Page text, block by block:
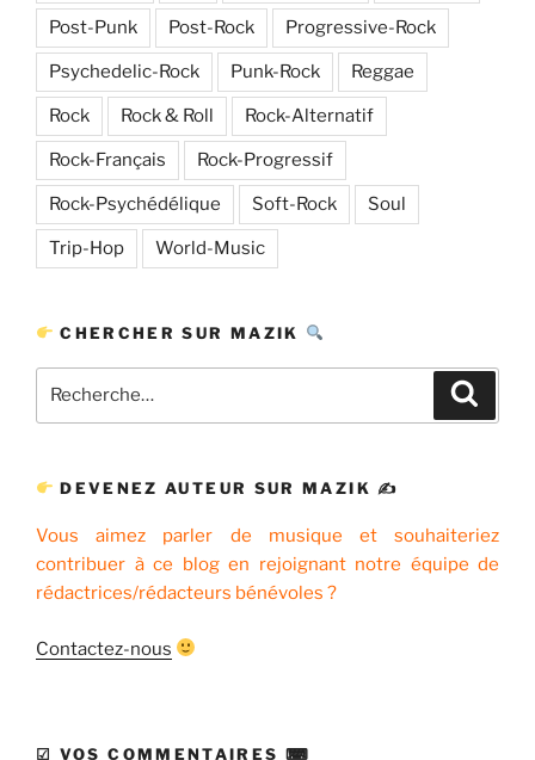
Post-Punk Post-Rock Progressive-Rock
Psychedelic-Rock Punk-Rock Reggae
Rock Rock & Roll Rock-Alternatif
Rock-Français Rock-Progressif
Rock-Psychédélique Soft-Rock Soul
Trip-Hop World-Music
CHERCHER SUR MAZIK
pour
DEVENEZ AUTEUR SUR MAZIK ✍
Vous aimez parler de musique et souhaiteriez
contribuer à ce blog en rejoignant notre équipe de
rédactrices/rédacteurs bénévoles ?
Contactez-nous
☑ VOS COMMENTAIRES ⌨